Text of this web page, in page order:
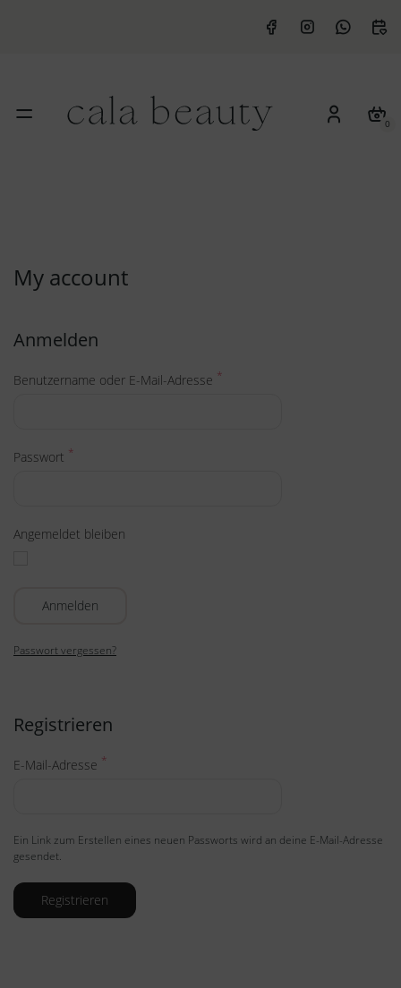
0
My account
Anmelden
Benutzername oder E-Mail-Adresse *
Passwort *
Angemeldet bleiben
Anmelden
Passwort vergessen?
Registrieren
E-Mail-Adresse *
Ein Link zum Erstellen eines neuen Passworts wird an deine E-Mail-Adresse
gesendet.
Registrieren